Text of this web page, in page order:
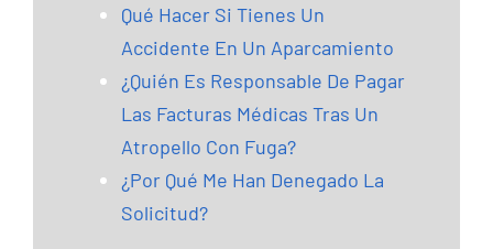
Qué Hacer Si Tienes Un
Accidente En Un Aparcamiento
¿Quién Es Responsable De Pagar
Las Facturas Médicas Tras Un
Atropello Con Fuga?
¿Por Qué Me Han Denegado La
Solicitud?